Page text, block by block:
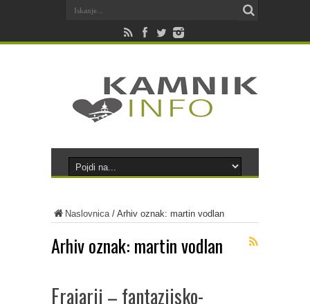
Naslovnica/ Arhiv oznak: martin vodlan
Arhiv oznak: martin vodlan
Frajarji – fantazijsko-